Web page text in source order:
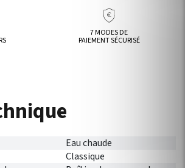
7 MODES DE
PAIEMENT SÉCURISÉ
Eau chaude
Classique